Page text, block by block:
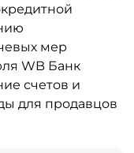
мер
WB Банк
счетов и
для продавцов